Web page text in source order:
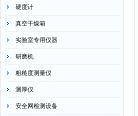
硬度计
真空干燥箱
实验室专用仪器
研磨机
粗糙度测量仪
测厚仪
安全网检测设备